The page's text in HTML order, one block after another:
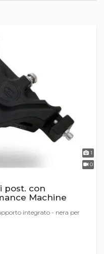
1
0
post. con
Machine
integrato - nera per